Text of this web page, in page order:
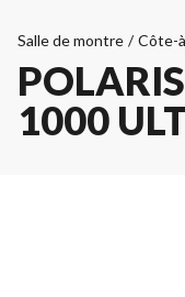
Salle de montre / Côte-
1000